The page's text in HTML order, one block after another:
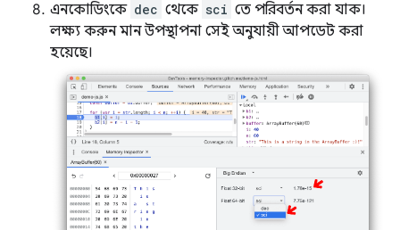
এনকোডিংকে dec থেকে sci তে পরিবর্তন করা যাক।
লক্ষ্য করুন মান উপস্থাপনা সেই অনুযায়ী আপডেট করা
হয়েছে।